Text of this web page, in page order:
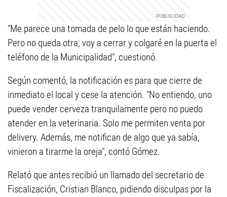
"Me parece una tomada de pelo lo que están haciendo.
Pero no queda otra; voy a cerrar y colgaré en la puerta el
teléfono de la Municipalidad", cuestionó.
Según comentó, la notificación es para que cierre de
inmediato el local y cese la atención. "No entiendo, uno
puede vender cerveza tranquilamente pero no puedo
atender en la veterinaria. Solo me permiten venta por
delivery. Además, me notifican de algo que ya sabía,
vinieron a tirarme la oreja", contó Gómez.
Relató que antes recibió un llamado del secretario de
Fiscalización, Cristian Blanco, pidiendo disculpas por la